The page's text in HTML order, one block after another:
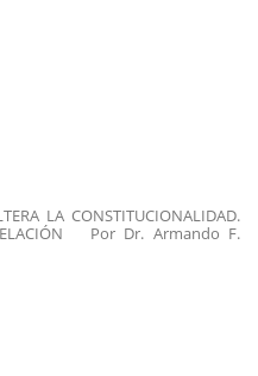
LA CONSTITUCIONALIDAD.
Por Dr. Armando F.